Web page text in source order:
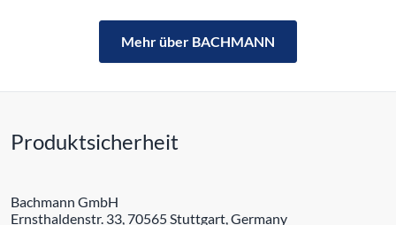
Mehr über BACHMANN
Produktsicherheit
Bachmann GmbH
Ernsthaldenstr. 33, 70565 Stuttgart, Germany